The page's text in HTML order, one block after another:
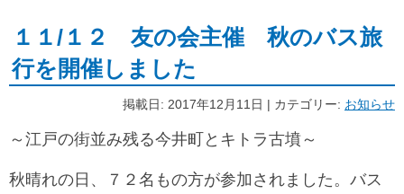
１１/１２ 友の会主催 秋のバス旅
行を開催しました
掲載日: 2017年12月11日 | カテゴリー: お知らせ
～江戸の街並み残る今井町とキトラ古墳～
秋晴れの日、７２名もの方が参加されました。バス